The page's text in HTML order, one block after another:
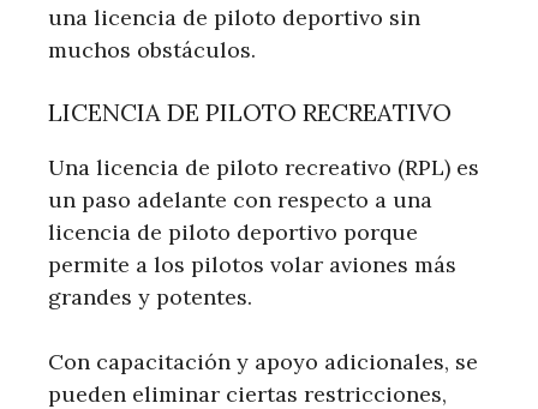
una licencia de piloto deportivo sin
muchos obstáculos.
LICENCIA DE PILOTO RECREATIVO
Una licencia de piloto recreativo (RPL) es
un paso adelante con respecto a una
licencia de piloto deportivo porque
permite a los pilotos volar aviones más
grandes y potentes.
Con capacitación y apoyo adicionales, se
pueden eliminar ciertas restricciones,